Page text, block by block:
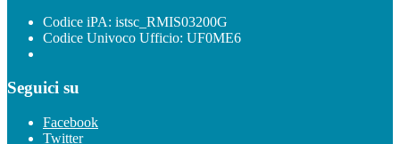
Codice iPA: istsc_RMIS03200G
Codice Univoco Ufficio: UF0ME6
Seguici su
Facebook
Twitter